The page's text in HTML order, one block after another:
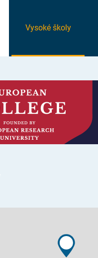
Vysoké školy